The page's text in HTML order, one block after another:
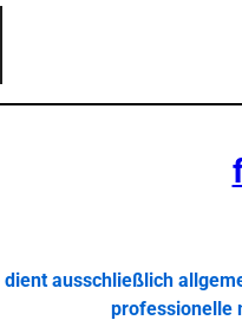
ausschließlich
professionelle